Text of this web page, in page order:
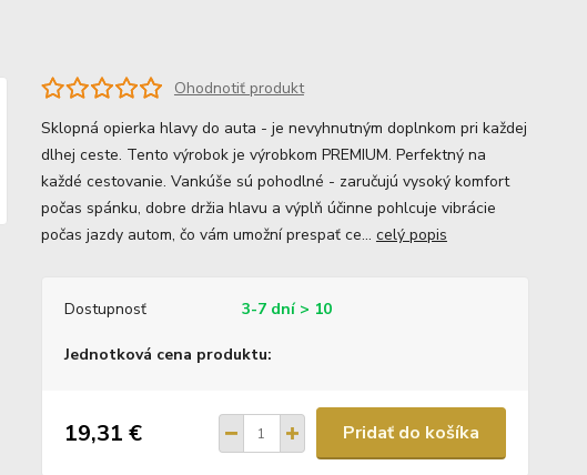
Ohodnotiť produkt
Sklopná opierka hlavy do auta - je nevyhnutným doplnkom pri každej
dlhej ceste. Tento výrobok je výrobkom PREMIUM. Perfektný na
každé cestovanie. Vankúše sú pohodlné - zaručujú vysoký komfort
počas spánku, dobre držia hlavu a výplň účinne pohlcuje vibrácie
počas jazdy autom, čo vám umožní prespať ce... celý popis
Dostupnosť 3-7 dní > 10
Jednotková cena produktu:
19,31 € Pridať do košíka